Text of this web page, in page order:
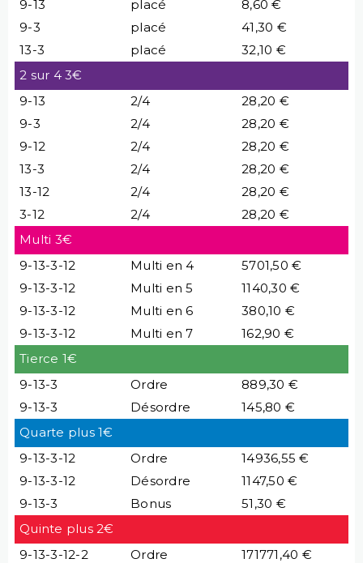
9-13 placé
8,60 €
9-3
placé
41,30 €
13-3
placé
32,10 €
2 sur 4 3€
9-13
2/4
28,20 €
9-3
2/4
28,20 €
9-12
2/4
28,20 €
13-3
2/4
28,20 €
13-12
2/4
28,20 €
3-12
2/4
28,20 €
Multi 3€
9-13-3-12
Multi en 4
5701,50 €
9-13-3-12
Multi en 5
1140,30 €
9-13-3-12
Multi en 6
380,10 €
9-13-3-12
Multi en 7
162,90 €
Tierce 1€
9-13-3
Ordre
889,30 €
9-13-3
Désordre
145,80 €
Quarte plus 1€
9-13-3-12
Ordre
14936,55 €
9-13-3-12
Désordre
1147,50 €
9-13-3
Bonus
51,30 €
Quinte plus 2€
9-13-3-12-2
Ordre
171771,40 €